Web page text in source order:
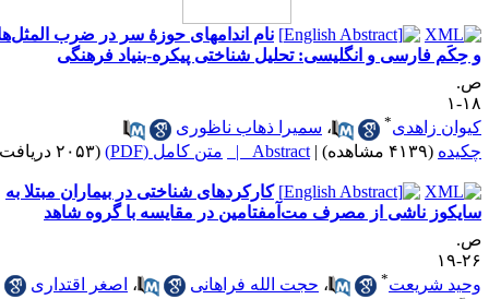
نام اندامهای حوزۀ سر در ضرب المثل‌ها
حِکَم فارسی و انگلیسی: تحلیل شناختی پیکره-بنیاد فرهنگی
۱
زاهدی * ،سمیرا ذهاب ناظوری
(۴۱۳۹ مشاهده) |
Abstract | متن کامل (PDF) (۲۰۵۳ دریافت)
کارکردهای شناختی در بیماران مبتلا به
ناشی از مصرف مت‌آمفتامین در مقایسه با گروه شاهد
۱۹
شریعت
،حجت الله فراهانی ،اصغر اقتداری